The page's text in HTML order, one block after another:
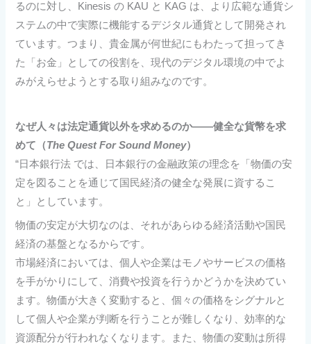
るのに対し、Kinesis の KAU と KAG は、より広範な通貨シ
ステムの中で実際に機能するデジタル通貨として開発され
ています。つまり、貴金属が何世紀にもわたって担ってき
た「お金」としての役割を、現代のデジタル環境の中でよ
みがえらせようとする取り組みなのです。
なぜ人々は法定通貨以外を求めるのか――健全な貨幣を求
めて（The Quest For Sound Money）
“日本銀行法 では、日本銀行の金融政策の理念を「物価の安
定を図ることを通じて国民経済の健全な発展に資するこ
と」としています。
物価の安定が大切なのは、それがあらゆる経済活動や国民
経済の基盤となるからです。
市場経済においては、個人や企業はモノやサービスの価格
を手がかりにして、消費や投資を行うかどうかを決めてい
ます。物価が大きく変動すると、個々の価格をシグナルと
して個人や企業が判断を行うことが難しくなり、効率的な
資源配分が行われなくなります。また、物価の変動は所得